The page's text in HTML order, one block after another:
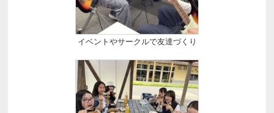
イベントやサークルで友達づくり